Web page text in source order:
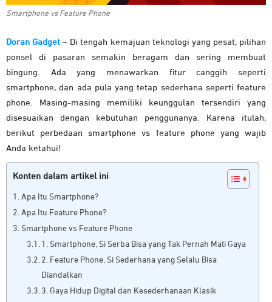
Smartphone vs Feature Phone
Doran Gadget– Di tengah kemajuan teknologi yang pesat, pilihan
ponsel di pasaran semakin beragam dan sering membuat
bingung. Ada yang menawarkan fitur canggih seperti
smartphone, dan ada pula yang tetap sederhana seperti feature
phone. Masing-masing memiliki keunggulan tersendiri yang
disesuaikan dengan kebutuhan penggunanya. Karena itulah,
berikut perbedaan smartphone vs feature phone yang wajib
Anda ketahui!
Konten dalam artikel ini
Apa Itu Smartphone?
Apa Itu Feature Phone?
Smartphone vs Feature Phone
1. Smartphone, Si Serba Bisa yang Tak Pernah Mati Gaya
2. Feature Phone, Si Sederhana yang Selalu Bisa
Diandalkan
3. Gaya Hidup Digital dan Kesederhanaan Klasik